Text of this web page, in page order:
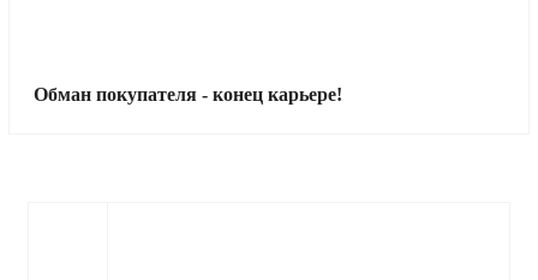
Обман покупателя - конец карьере!